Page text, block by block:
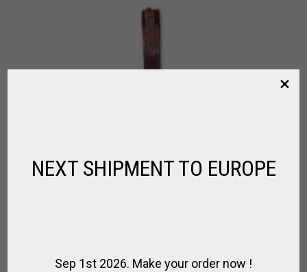
NEXT SHIPMENT TO EUROPE
Sep 1st 2026. Make your order now !